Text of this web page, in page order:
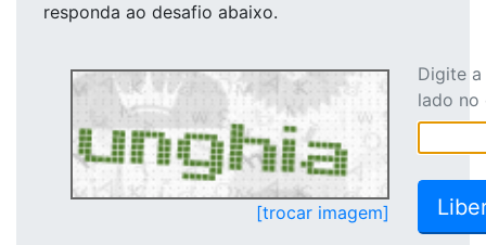
responda ao desafio abaixo.
[trocar imagem]
Digite
lado no